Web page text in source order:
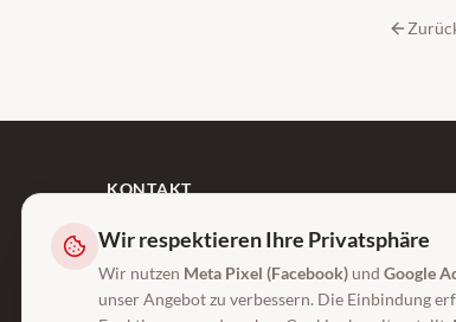
KONTAKT
Wir respektieren Ihre Privatsphäre
Wir nutzen Meta Pixel (Facebook) und Google
unser Angebot zu verbessern. Die Einbindung